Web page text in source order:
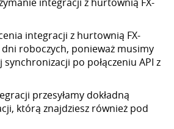
integracji z hurtownią FX-
roboczych, ponieważ musimy
synchronizacji po połączeniu API z
przesyłamy dokładną
którą znajdziesz również pod